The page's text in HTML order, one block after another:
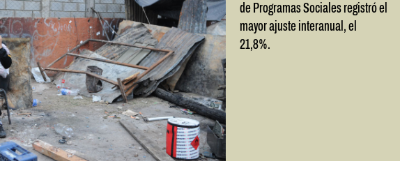
de Programas Sociales registró el
mayor ajuste interanual, el
21,8%.